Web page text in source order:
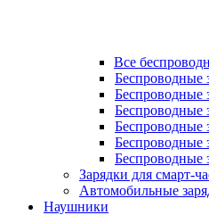
Все
Беспроводные
Беспроводные
Беспроводные
Беспроводные
Беспроводные
Беспроводные
Зарядки для смарт-
Автомобильные
Наушники